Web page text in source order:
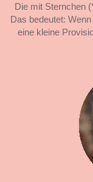
Die mit Sternchen
Das bedeutet:
eine kleine